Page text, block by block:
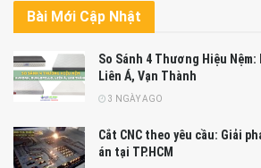
Bài Mới Cập Nhật
So Sánh 4 Thương Hiệu
Liên Á, Vạn Thành
3 NGÀY AGO
Cắt CNC theo yêu cầu: Giải
án tại TP.HCM